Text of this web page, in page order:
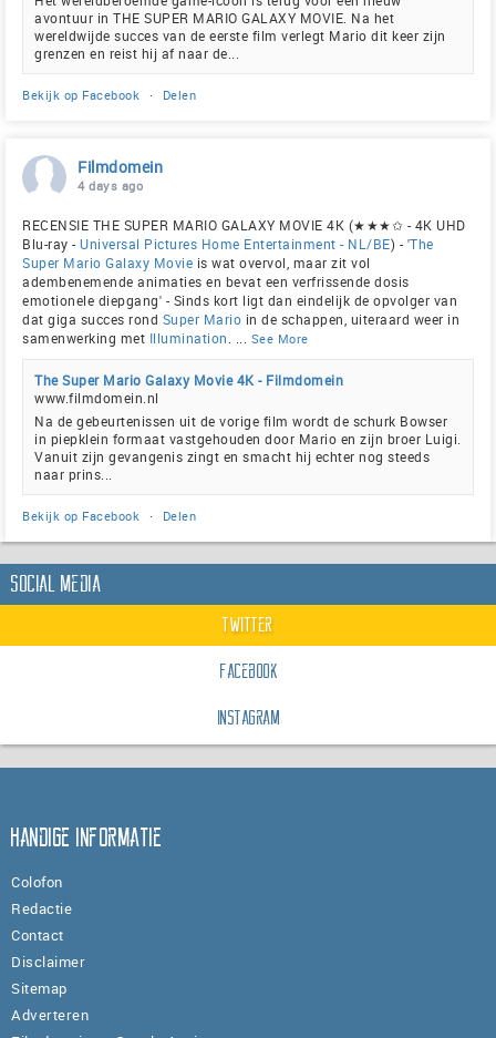
avontuur in THE SUPER MARIO GALAXY MOVIE. Na het
wereldwijde succes van de eerste film verlegt Mario dit keer zijn
grenzen en reist hij af naar de...
Bekijk op Facebook · Delen
Filmdomein
4 days ago
RECENSIE THE SUPER MARIO GALAXY MOVIE 4K (★★★✩ - 4K UHD
Blu-ray - Universal Pictures Home Entertainment - NL/BE) - 'The
Super Mario Galaxy Movie is wat overvol, maar zit vol
adembenemende animaties en bevat een verfrissende dosis
emotionele diepgang' - Sinds kort ligt dan eindelijk de opvolger van
dat giga succes rond Super Mario in de schappen, uiteraard weer in
samenwerking met Illumination. ... See More
The Super Mario Galaxy Movie 4K - Filmdomein
www.filmdomein.nl
Na de gebeurtenissen uit de vorige film wordt de schurk Bowser
in piepklein formaat vastgehouden door Mario en zijn broer Luigi.
Vanuit zijn gevangenis zingt en smacht hij echter nog steeds
naar prins...
Bekijk op Facebook · Delen
Social Media
Twitter
Facebook
Instagram
Handige informatie
Colofon
Redactie
Contact
Disclaimer
Sitemap
Adverteren